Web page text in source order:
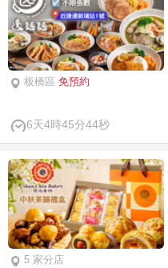
板橋區 免預約
6天4時45分43秒
5 家分店